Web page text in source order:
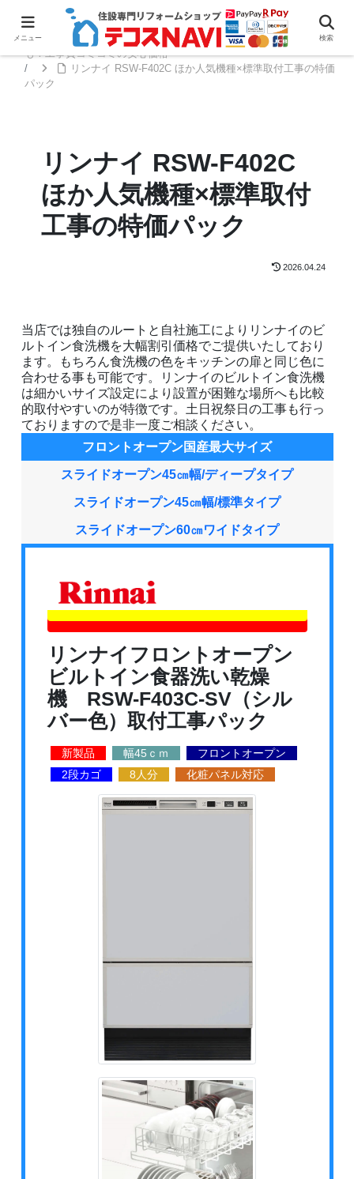
ホーム
ビルトイン食洗機
リンナイ ビルトイン食洗機｜大容量フロントオープン
も！工事費コミコミの安心価格
リンナイ RSW-F402C ほか人気機種×標準取付工事の特価
パック
リンナイ RSW-F402C
ほか人気機種×標準取付
工事の特価パック
2026.04.24
当店では独自のルートと自社施工によりリンナイのビ
ルトイン食洗機を大幅割引価格でご提供いたしており
ます。もちろん食洗機の色をキッチンの扉と同じ色に
合わせる事も可能です。リンナイのビルトイン食洗機
は細かいサイズ設定により設置が困難な場所へも比較
的取付やすいのが特徴です。土日祝祭日の工事も行っ
ておりますので是非一度ご相談ください。
フロントオープン国産最大サイズ
スライドオープン45㎝幅/ディープタイプ
スライドオープン45㎝幅/標準タイプ
スライドオープン60㎝ワイドタイプ
リンナイフロントオープン
ビルトイン食器洗い乾燥
機 RSW-F403C-SV（シル
バー色）取付工事パック
新製品 幅45ｃｍ
フロントオープン
2段カゴ
8人分 化粧パネル対応
メニュー 検索